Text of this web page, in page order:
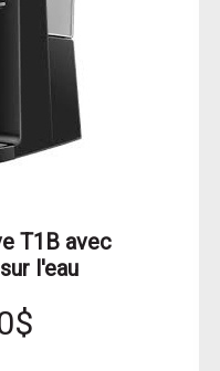
T1B avec
l'eau